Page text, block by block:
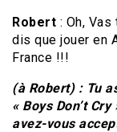
Robert : Oh,
dis que jouer en
France !!!
(à Robert) : Tu
« Boys Don’t
avez-vous